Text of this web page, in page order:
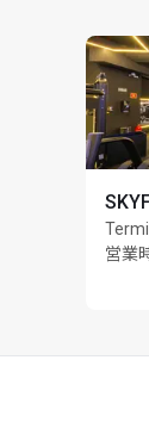
営業